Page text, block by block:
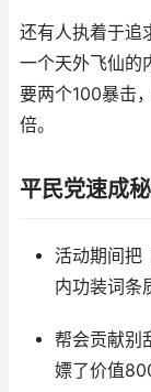
还有人执着于追
一个天外飞仙的
要两个100暴击
倍。
平民党速成
活动期间把
内功装词条
帮会贡献别
嫖了价值